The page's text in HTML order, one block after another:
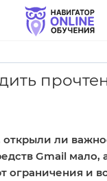
открыли ли
Gmail мало,
ограничения и